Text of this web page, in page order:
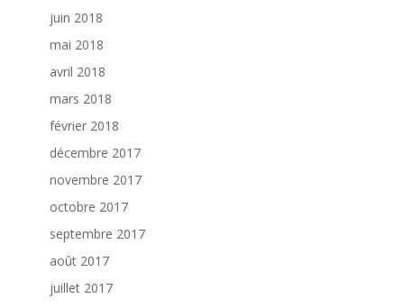
juin 2018
mai 2018
avril 2018
mars 2018
février 2018
décembre 2017
novembre 2017
octobre 2017
septembre 2017
août 2017
juillet 2017